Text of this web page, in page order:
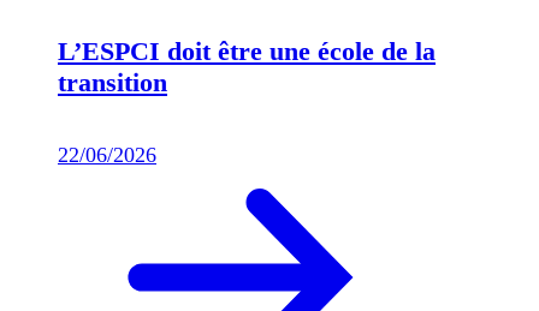
L’ESPCI doit être une école de la
transition
22/06/2026